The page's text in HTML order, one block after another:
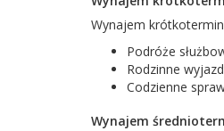
Wynajem
Podróże
Rodzinne
Codzienne
Wynajem